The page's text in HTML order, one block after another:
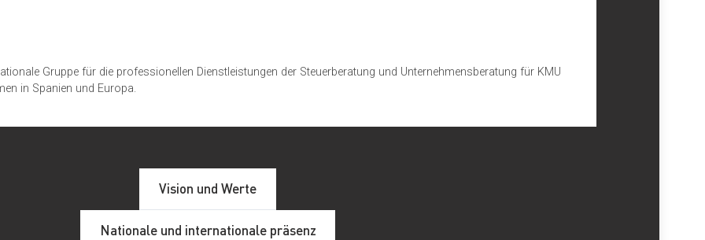
Gruppe für die professionellen Dienstleistungen der Steuerberatung und Unternehmensberatung für KMU
in Spanien und Europa.
Vision und Werte
Nationale und internationale präsenz